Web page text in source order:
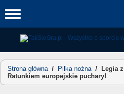
to
Strona główna/ Piłka nożna/
Legia
Ratunkiem europejskie puchary!